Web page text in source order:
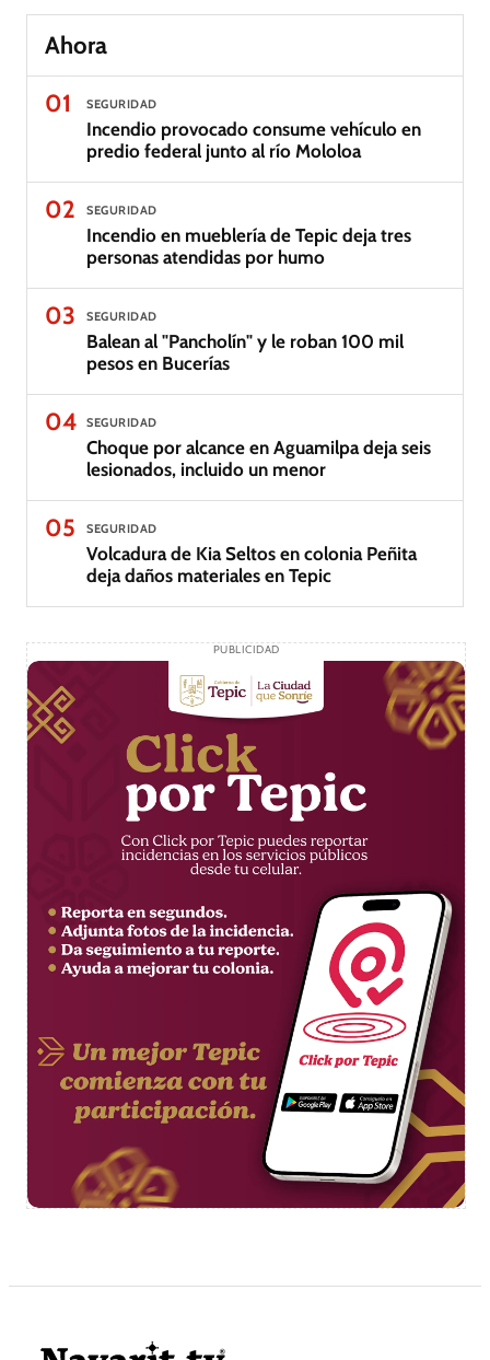
Ahora
01
SEGURIDAD
Incendio provocado consume vehículo en
predio federal junto al río Mololoa
02 SEGURIDAD
Incendio en mueblería de Tepic deja tres
personas atendidas por humo
03 SEGURIDAD
Balean al "Pancholín" y le roban 100 mil
pesos en Bucerías
04 SEGURIDAD
Choque por alcance en Aguamilpa deja seis
lesionados, incluido un menor
05 SEGURIDAD
Volcadura de Kia Seltos en colonia Peñita
deja daños materiales en Tepic
PUBLICIDAD